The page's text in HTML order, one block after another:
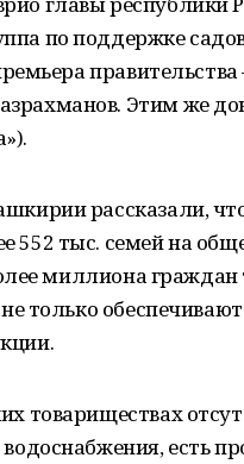
по поддержке
Этим же
рассказали,
552 тыс. семей на
миллиона
только
товариществах
есть